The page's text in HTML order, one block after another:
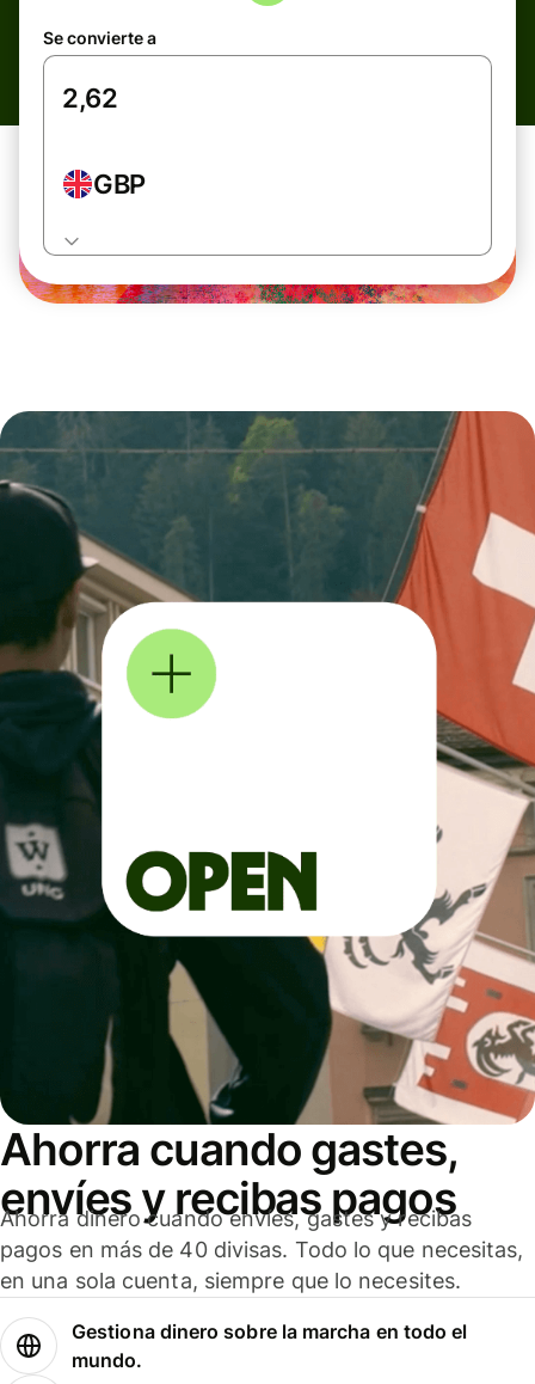
Se convierte a
GBP
Ahorra cuando gastes,
envíes y recibas pagos
Ahorra dinero cuando envíes, gastes y recibas
pagos en más de 40 divisas. Todo lo que necesitas,
en una sola cuenta, siempre que lo necesites.
Gestiona dinero sobre la marcha en todo el
mundo.